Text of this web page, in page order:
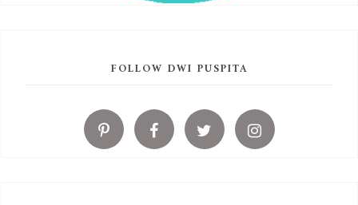
FOLLOW DWI PUSPITA